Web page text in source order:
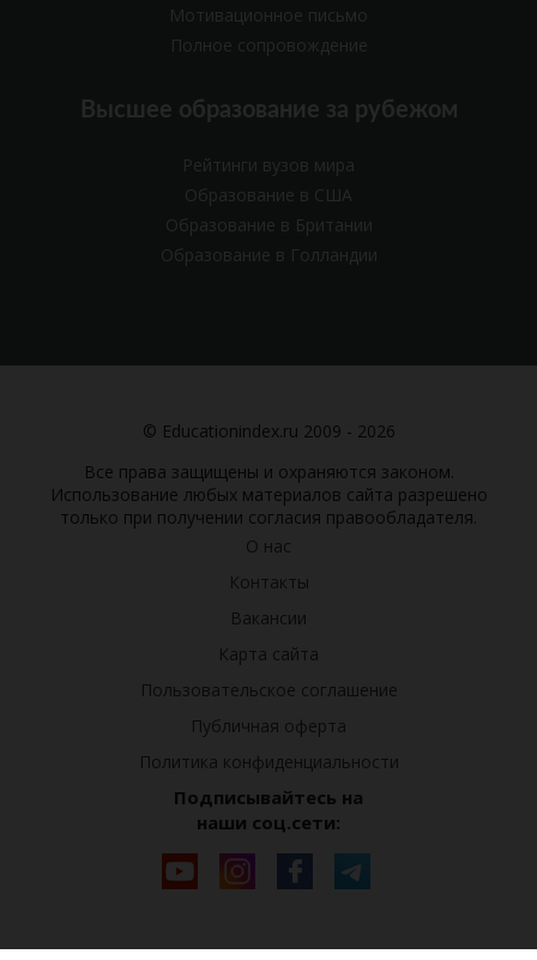
Мотивационное письмо
Полное сопровождение
Высшее образование за рубежом
Рейтинги вузов мира
Образование в США
Образование в Британии
Образование в Голландии
© Educationindex.ru 2009 - 2026
Все права защищены и охраняются законом.
Использование любых материалов сайта разрешено
только при получении согласия правообладателя.
О нас
Контакты
Вакансии
Карта сайта
Пользовательское соглашение
Публичная оферта
Политика конфиденциальности
Подписывайтесь на
наши соц.сети: